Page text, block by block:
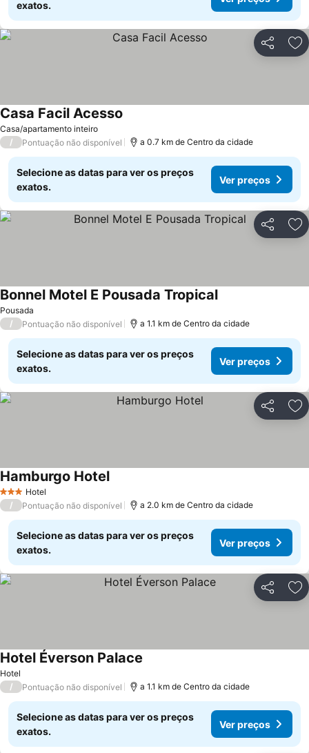
exatos.
Partilhar
Casa/apartamento inteiro
Casa Facil Acesso
/ Pontuação não disponível a 0.7 km de Centro da cidade
Selecione as datas para ver os preços
exatos.
Ver preços
Partilhar
Pousada
Bonnel Motel E Pousada Tropical
/ Pontuação não disponível a 1.1 km de Centro da cidade
Selecione as datas para ver os preços
exatos.
Ver preços
Partilhar
3 EstrelasHotel
Hamburgo Hotel
/ Pontuação não disponível a 2.0 km de Centro da cidade
Selecione as datas para ver os preços
exatos.
Ver preços
Partilhar
Hotel
Hotel Éverson Palace
/ Pontuação não disponível a 1.1 km de Centro da cidade
Selecione as datas para ver os preços
exatos.
Ver preços